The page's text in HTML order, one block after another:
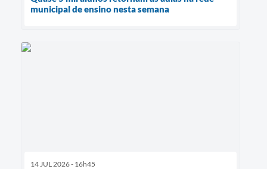
municipal de ensino nesta semana
14 JUL 2026 - 16h45